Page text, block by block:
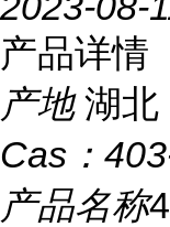
产品详情
产地 湖北
Cas：
产品名称